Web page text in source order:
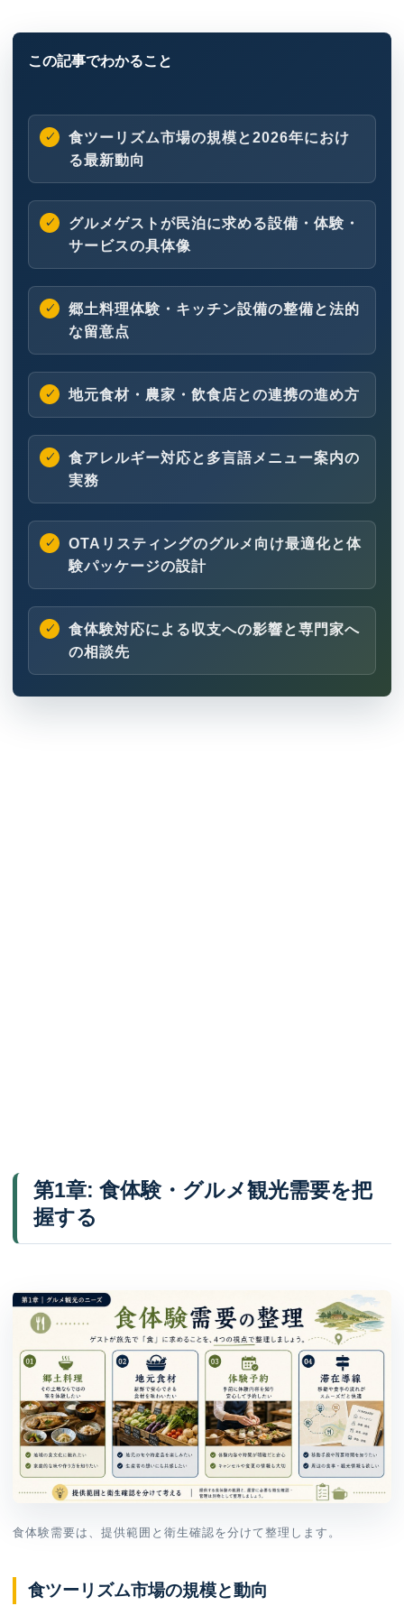
食ツーリズム市場の規模と2026年におけ
る最新動向
グルメゲストが民泊に求める設備・体験・
サービスの具体像
郷土料理体験・キッチン設備の整備と法的
な留意点
地元食材・農家・飲食店との連携の進め方
食アレルギー対応と多言語メニュー案内の
実務
OTAリスティングのグルメ向け最適化と体
験パッケージの設計
食体験対応による収支への影響と専門家へ
の相談先
第1章: 食体験・グルメ観光需要を把
握する
食体験需要は、提供範囲と衛生確認を分けて整理します。
食ツーリズム市場の規模と動向